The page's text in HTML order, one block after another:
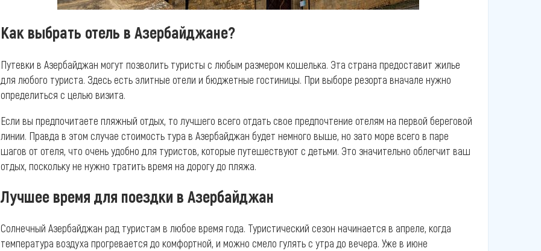
Как выбрать отель в Азербайджане?
Путевки в Азербайджан могут позволить туристы с любым размером кошелька. Эта страна предоставит жилье
для любого туриста. Здесь есть элитные отели и бюджетные гостиницы. При выборе резорта вначале нужно
определиться с целью визита.
Если вы предпочитаете пляжный отдых, то лучшего всего отдать свое предпочтение отелям на первой береговой
линии. Правда в этом случае стоимость тура в Азербайджан будет немного выше, но зато море всего в паре
шагов от отеля, что очень удобно для туристов, которые путешествуют с детьми. Это значительно облегчит ваш
отдых, поскольку не нужно тратить время на дорогу до пляжа.
Лучшее время для поездки в Азербайджан
Солнечный Азербайджан рад туристам в любое время года. Туристический сезон начинается в апреле, когда
температура воздуха прогревается до комфортной, и можно смело гулять с утра до вечера. Уже в июне